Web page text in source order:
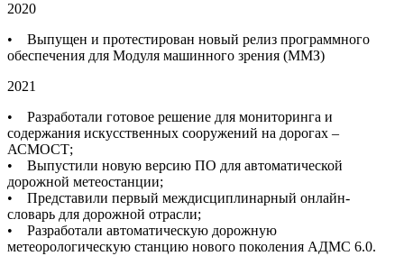
2020
• Выпущен и протестирован новый релиз программного
обеспечения для Модуля машинного зрения (ММЗ)
2021
• Разработали готовое решение для мониторинга и
содержания искусственных сооружений на дорогах –
АСМОСТ;
• Выпустили новую версию ПО для автоматической
дорожной метеостанции;
• Представили первый междисциплинарный онлайн-
словарь для дорожной отрасли;
• Разработали автоматическую дорожную
метеорологическую станцию нового поколения АДМС 6.0.